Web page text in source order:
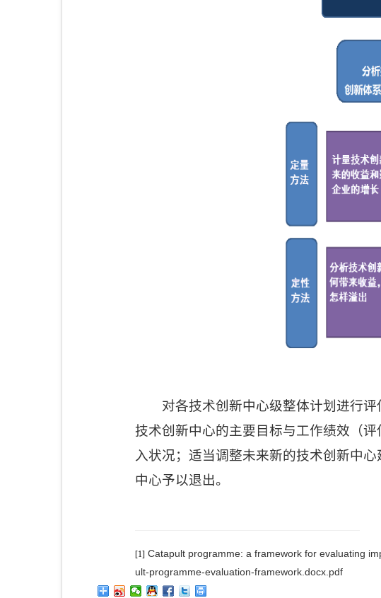
对各技术创新中心级整体计划进行
技术创新中心的主要目标与工作绩效（评
入状况；适当调整未来新的技术创新中
中心予以退出。
[1] Catapult programme: a framework for evaluating
ult-programme-evaluation-framework.docx.pdf